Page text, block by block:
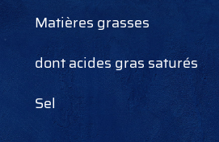
Matières grasses
dont acides gras saturés
Sel